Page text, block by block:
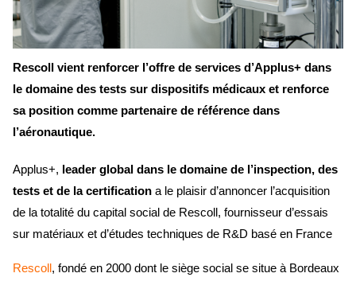
Rescoll vient renforcer l’offre de services d’Applus+ dans
le domaine des tests sur dispositifs médicaux et renforce
sa position comme partenaire de référence dans
l’aéronautique.
Applus+, leader global dans le domaine de l’inspection, des
tests et de la certification a le plaisir d’annoncer l’acquisition
de la totalité du capital social de Rescoll, fournisseur d’essais
sur matériaux et d’études techniques de R&D basé en France
Rescoll, fondé en 2000 dont le siège social se situe à Bordeaux